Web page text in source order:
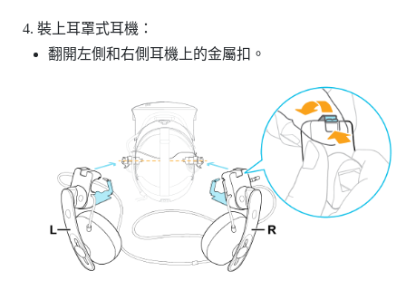
裝上耳罩式耳機：
翻開左側和右側耳機上的金屬扣。